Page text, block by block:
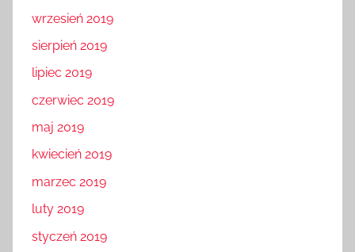
wrzesień 2019
sierpień 2019
lipiec 2019
czerwiec 2019
maj 2019
kwiecień 2019
marzec 2019
luty 2019
styczeń 2019